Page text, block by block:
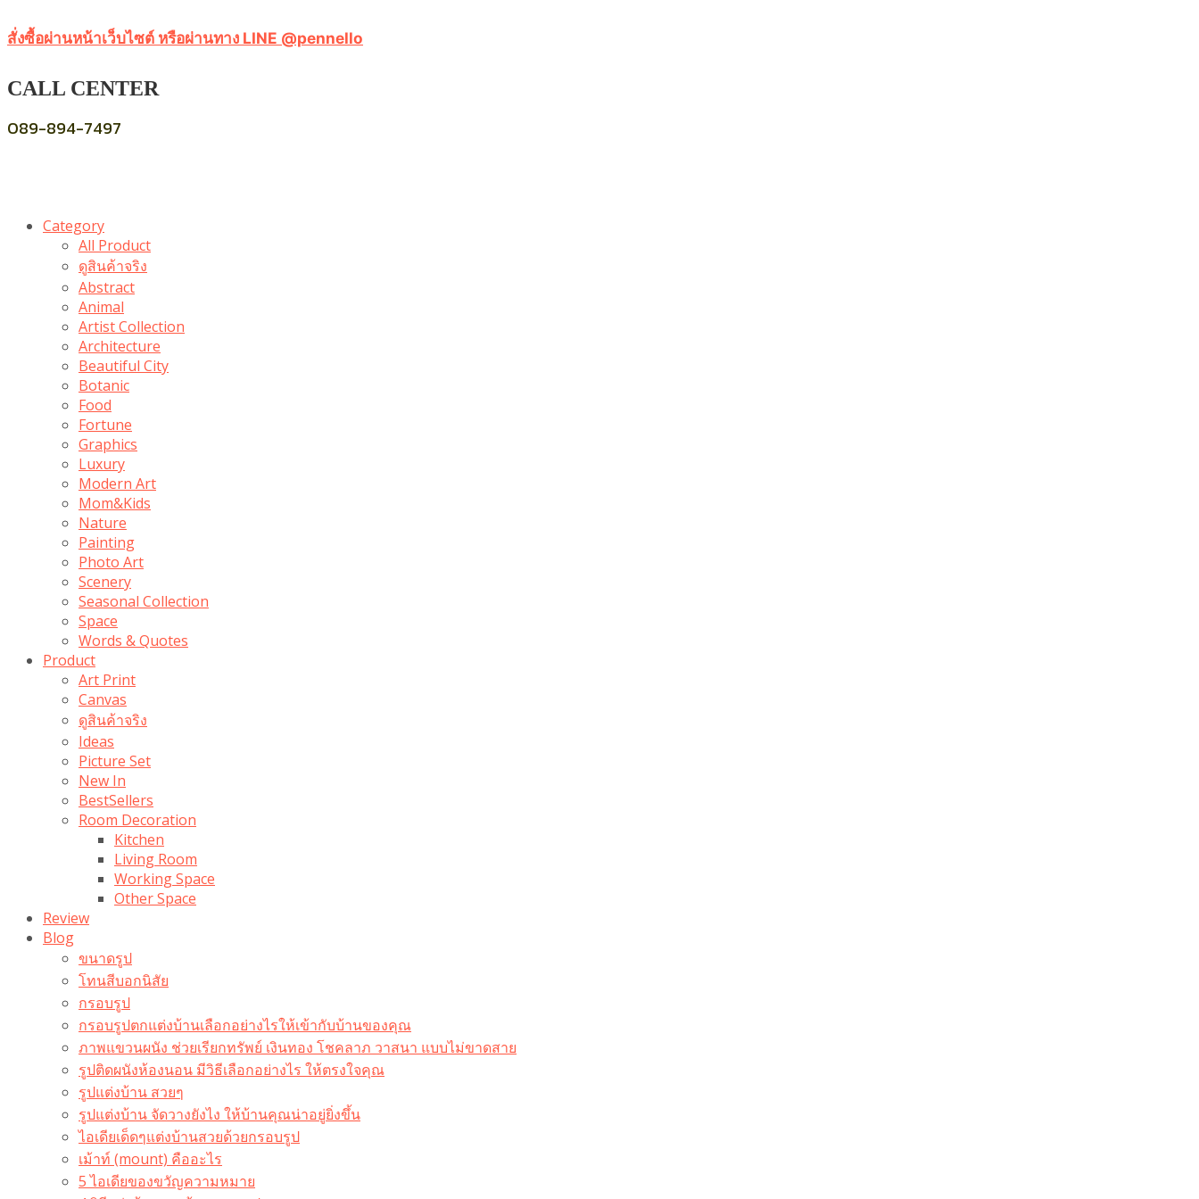
สั่งซื้อผ่านหน้าเว็บไซต์ หรือผ่านทาง LINE @pennello
CALL CENTER
089-894-7497
Category
All Product
ดูสินค้าจริง
Abstract
Animal
Artist Collection
Architecture
Beautiful City
Botanic
Food
Fortune
Graphics
Luxury
Modern Art
Mom&Kids
Nature
Painting
Photo Art
Scenery
Seasonal Collection
Space
Words & Quotes
Product
Art Print
Canvas
ดูสินค้าจริง
Ideas
Picture Set
New In
BestSellers
Room Decoration
Kitchen
Living Room
Working Space
Other Space
Review
Blog
ขนาดรูป
โทนสีบอกนิสัย
กรอบรูป
กรอบรูปตกแต่งบ้านเลือกอย่างไรให้เข้ากับบ้านของคุณ
ภาพแขวนผนัง ช่วยเรียกทรัพย์ เงินทอง โชคลาภ วาสนา แบบไม่ขาดสาย
รูปติดผนังห้องนอน มีวิธีเลือกอย่างไร ให้ตรงใจคุณ
รูปแต่งบ้าน สวยๆ
รูปแต่งบ้าน จัดวางยังไง ให้บ้านคุณน่าอยู่ยิ่งขึ้น
ไอเดียเด็ดๆแต่งบ้านสวยด้วยกรอบรูป
เม้าท์ (mount) คืออะไร​
5 ไอเดียของขวัญความหมาย